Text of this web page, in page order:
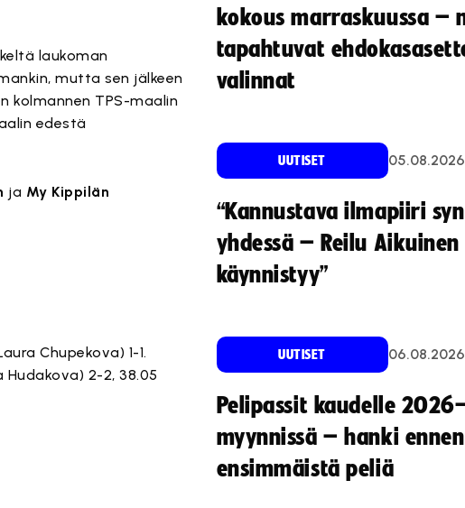
laukoman
mutta sen jälkeen
kolmannen TPS-maalin
edestä
ja My Kippilän
Chupekova) 1-1.
Hudakova) 2-2, 38.05
kokous marraskuussa –
tapahtuvat
valinnat
UUTISET 05.08.2026
“Kannustava ilmapiiri
yhdessä – Reilu
käynnistyy”
UUTISET 06.08.2026
Pelipassit kaudelle
myynnissä – hanki ennen
ensimmäistä peliä